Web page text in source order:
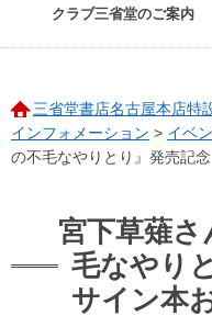
クラブ三省堂のご案内
三省堂書店名古屋本店特
インフォメーション > イベ
の不毛なやりとり』発売記
宮下草薙さ
毛なやり
サイン本